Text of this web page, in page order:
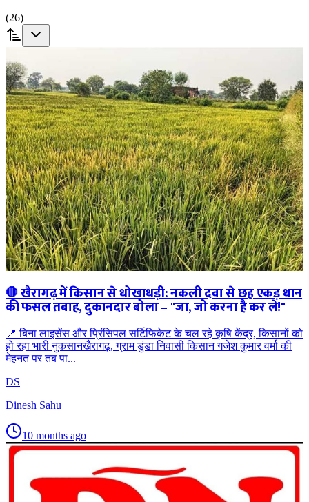
(26)
🛑 खैरागढ़ में किसान से धोखाधड़ी: नकली दवा से छह एकड़ धान
की फसल तबाह, दुकानदार बोला – "जा, जो करना है कर ले!"
📍 बिना लाइसेंस और प्रिंसिपल सर्टिफिकेट के चल रहे कृषि केंद्र, किसानों को
हो रहा भारी नुकसानखैरागढ़, ग्राम डुंडा निवासी किसान गजेश कुमार वर्मा की
मेहनत पर तब पा...
DS
Dinesh Sahu
10 months ago